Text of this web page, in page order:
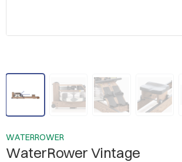
WATERROWER
WaterRower Vintage